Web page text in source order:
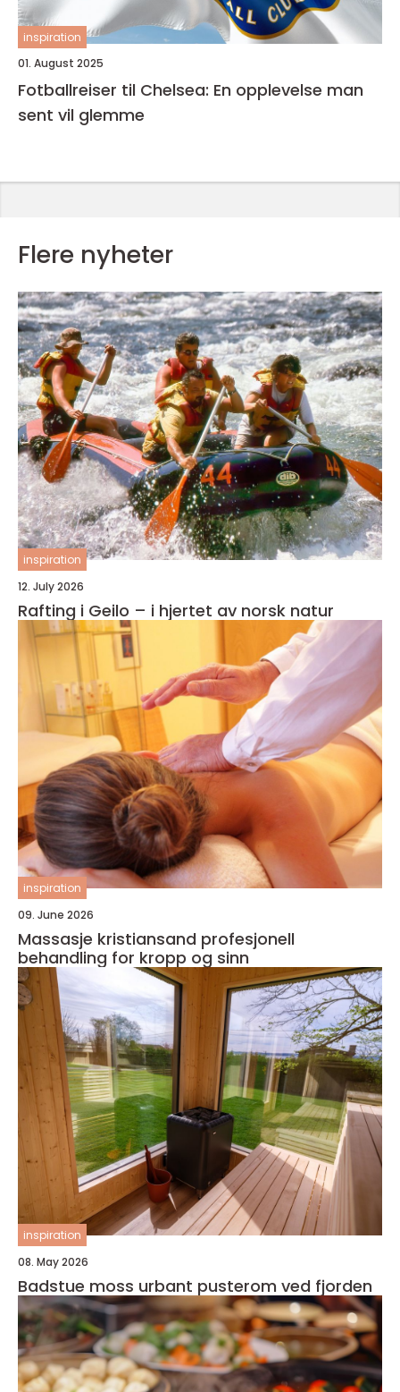
inspiration
01. August 2025
Fotballreiser til Chelsea: En opplevelse man
sent vil glemme
Flere nyheter
inspiration
12. July 2026
Rafting i Geilo – i hjertet av norsk natur
inspiration
09. June 2026
Massasje kristiansand profesjonell
behandling for kropp og sinn
inspiration
08. May 2026
Badstue moss urbant pusterom ved fjorden